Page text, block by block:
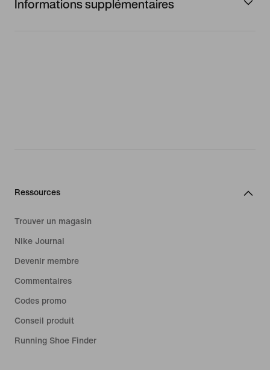
Informations supplémentaires
Ressources
Trouver un magasin
Nike Journal
Devenir membre
Commentaires
Codes promo
Conseil produit
Running Shoe Finder